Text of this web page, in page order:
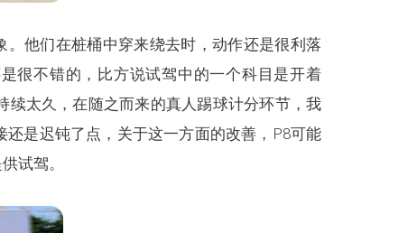
他们在桩桶中穿来绕去时，动作还是很利落
很不错的，比方说试驾中的一个科目是开着
续太久，在随之而来的真人踢球计分环节，我
是迟钝了点，关于这一方面的改善，P8可能
试驾。